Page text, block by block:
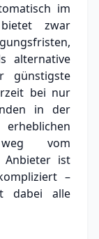
im
zwar
alternative
günstigste
bei nur
in der
vom
Anbieter ist
–
dabei alle